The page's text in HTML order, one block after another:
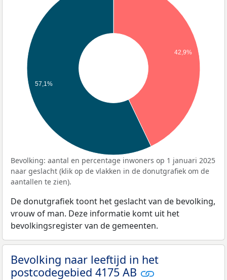
42,9%
57,1%
Bevolking: aantal en percentage inwoners op 1 januari 2025
naar geslacht (klik op de vlakken in de donutgrafiek om de
aantallen te zien).
De donutgrafiek toont het geslacht van de bevolking,
vrouw of man. Deze informatie komt uit het
bevolkingsregister van de gemeenten.
Bevolking naar leeftijd in het
postcodegebied 4175 AB